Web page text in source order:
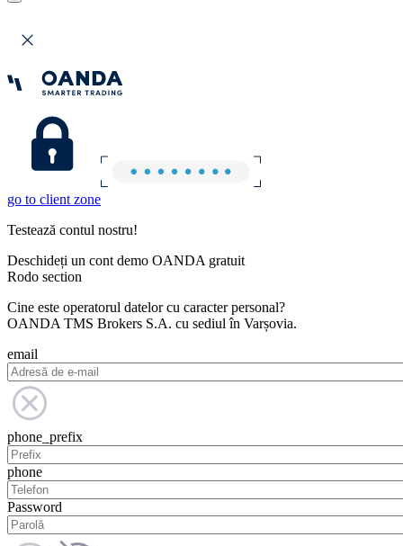
go to client zone
Testează contul nostru!
Deschideți un cont demo OANDA gratuit
Rodo section
Cine este operatorul datelor cu caracter personal?
OANDA TMS Brokers S.A. cu sediul în Varșovia.
email
phone_prefix
phone
Password